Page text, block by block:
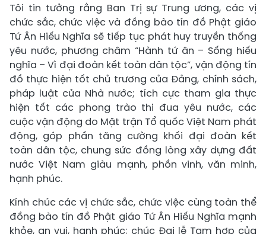
Tôi tin tưởng rằng Ban Trị sự Trung ương, các vị
chức sắc, chức việc và đồng bào tín đồ Phật giáo
Tứ Ân Hiếu Nghĩa sẽ tiếp tục phát huy truyền thống
yêu nước, phương châm “Hành tứ ân – Sống hiếu
nghĩa – Vì đại đoàn kết toàn dân tộc”, vận động tín
đồ thực hiện tốt chủ trương của Đảng, chính sách,
pháp luật của Nhà nước; tích cực tham gia thực
hiện tốt các phong trào thi đua yêu nước, các
cuộc vận động do Mặt trận Tổ quốc Việt Nam phát
động, góp phần tăng cường khối đại đoàn kết
toàn dân tộc, chung sức đồng lòng xây dựng đất
nước Việt Nam giàu mạnh, phồn vinh, văn minh,
hạnh phúc.
Kính chúc các vị chức sắc, chức việc cùng toàn thể
đồng bào tín đồ Phật giáo Tứ Ân Hiếu Nghĩa mạnh
khỏe, an vui, hạnh phúc; chúc Đại lễ Tam hợp của